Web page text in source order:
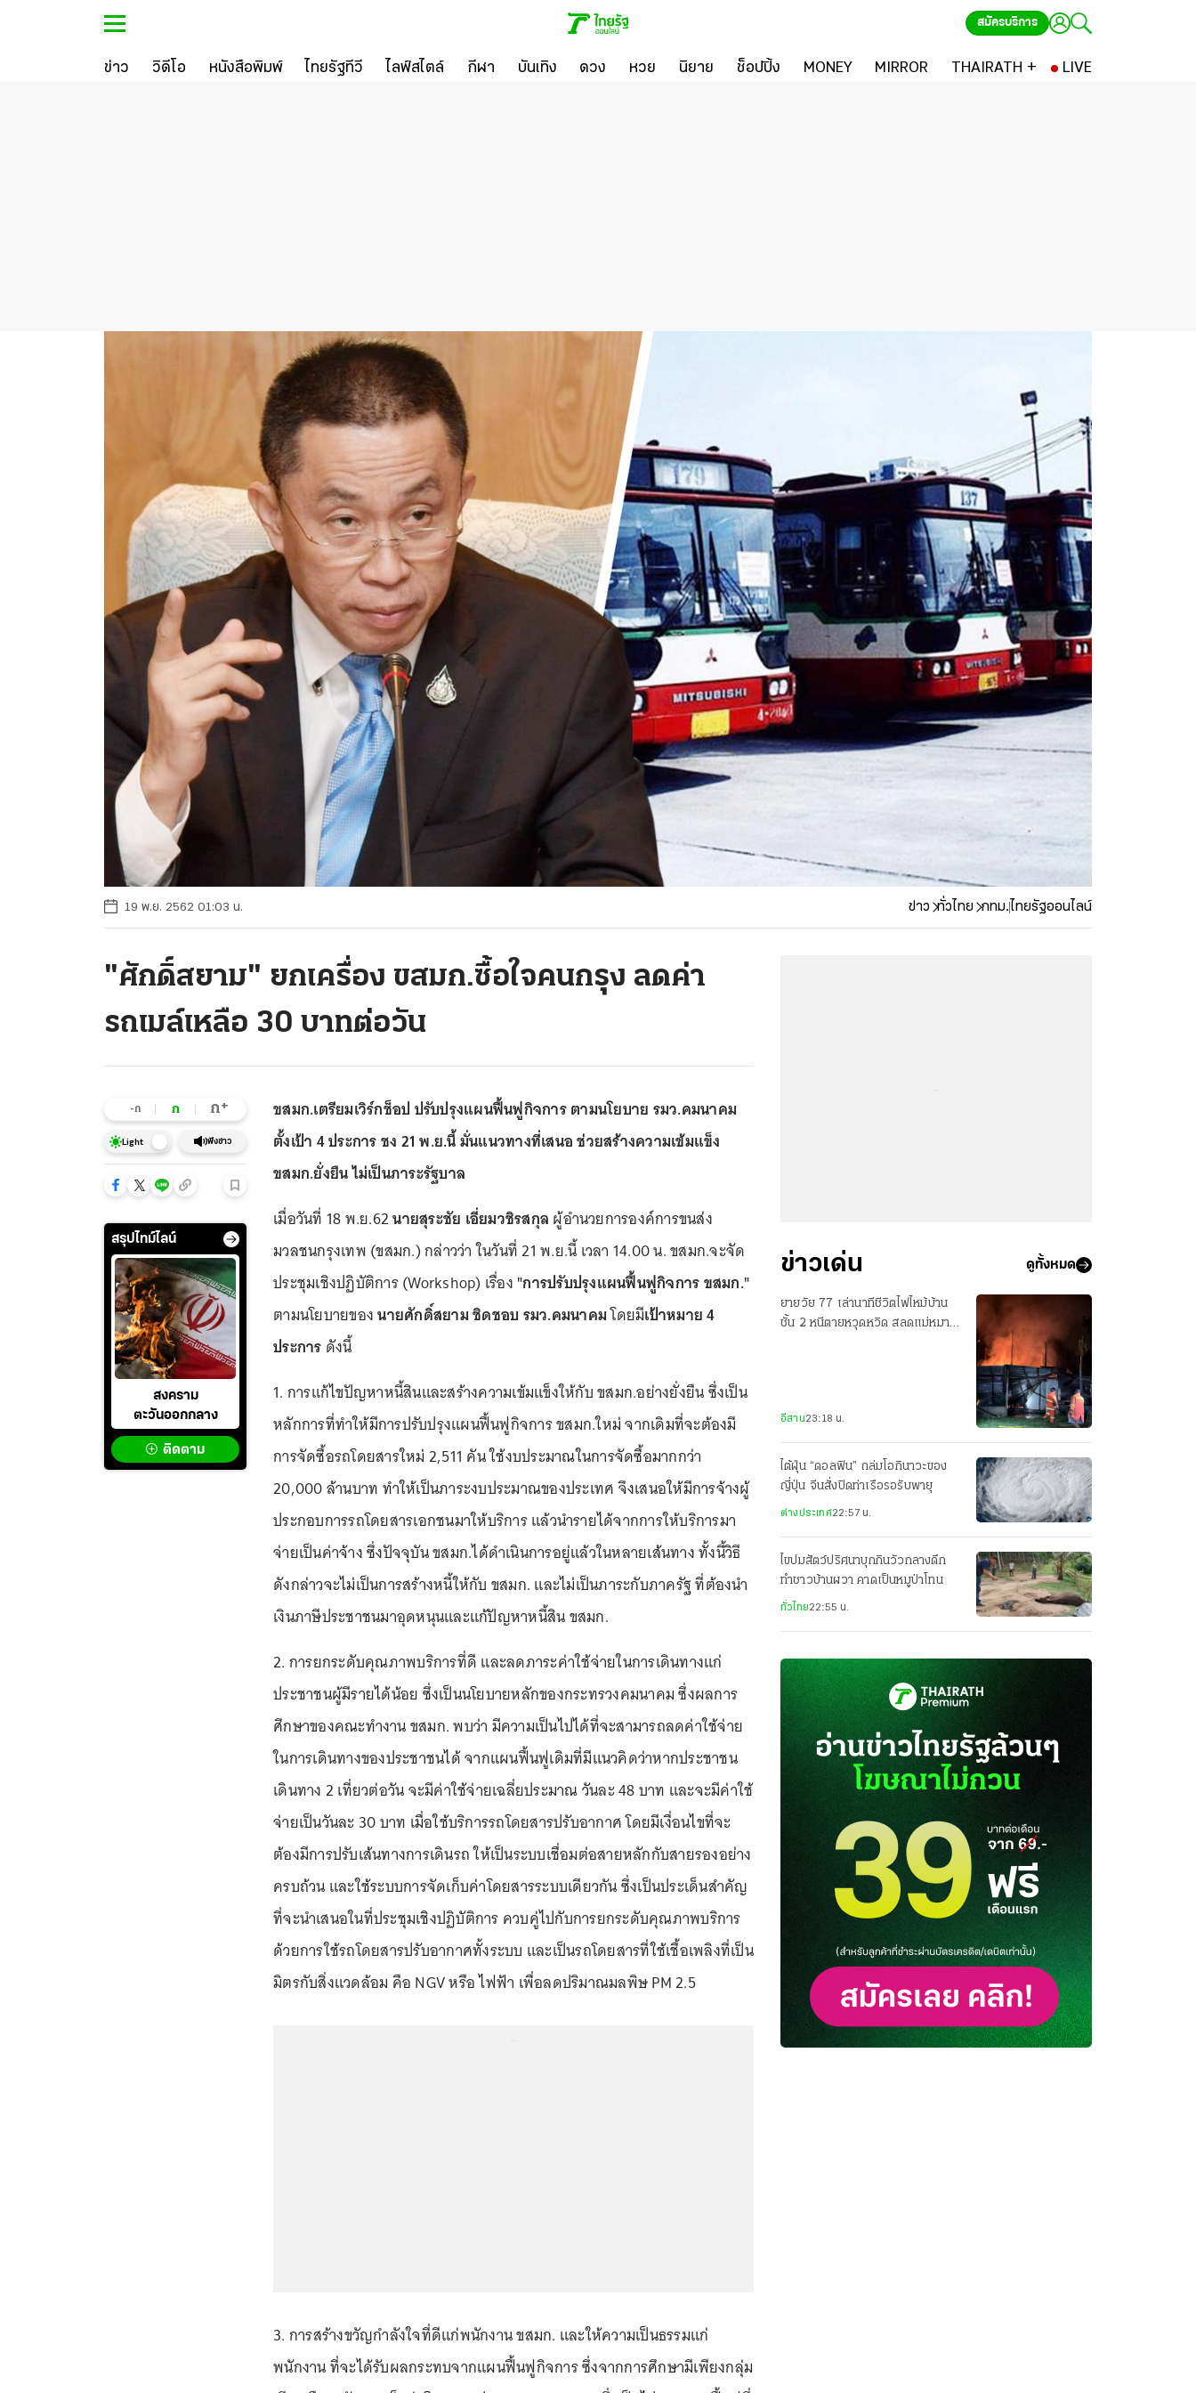
สมัครบริการ
ข่าว วิดีโอ หนังสือพิมพ์ ไทยรัฐทีวี ไลฟ์สไตล์ กีฬา บันเทิง ดวง หวย นิยาย ช็อปปิ้ง MONEY MIRROR THAIRATH + LIVE
19 พ.ย. 2562 01:03 น. ข่าว ทั่วไทย กทม.ไทยรัฐออนไลน์
"ศักดิ์สยาม" ยกเครื่อง ขสมก.ซื้อใจคนกรุง ลดค่า
รถเมล์เหลือ 30 บาทต่อวัน
-ก ก ก+
Light ฟังข่าว
สรุปไทม์ไลน์
สงคราม
ตะวันออกกลาง
ติดตาม
ขสมก.เตรียมเวิร์กช็อป ปรับปรุงแผนฟื้นฟูกิจการ ตามนโยบาย รมว.คมนาคม
ตั้งเป้า 4 ประการ ชง 21 พ.ย.นี้ มั่นแนวทางที่เสนอ ช่วยสร้างความเข้มแข็ง
ขสมก.ยั่งยืน ไม่เป็นภาระรัฐบาล
เมื่อวันที่ 18 พ.ย.62นายสุระชัย เอี่ยมวชิรสกุล ผู้อำนวยการองค์การขนส่ง
มวลชนกรุงเทพ (ขสมก.) กล่าวว่า ในวันที่ 21 พ.ย.นี้ เวลา 14.00 น. ขสมก.จะจัด
ประชุมเชิงปฏิบัติการ (Workshop) เรื่อง "การปรับปรุงแผนฟื้นฟูกิจการ ขสมก."
ตามนโยบายของนายศักดิ์สยาม ชิดชอบ รมว.คมนาคมโดยมีเป้าหมาย 4
ประการ ดังนี้
1. การแก้ไขปัญหาหนี้สินและสร้างความเข้มแข็งให้กับ ขสมก.อย่างยั่งยืน ซึ่งเป็น
หลักการที่ทำให้มีการปรับปรุงแผนฟื้นฟูกิจการ ขสมก.ใหม่ จากเดิมที่จะต้องมี
การจัดซื้อรถโดยสารใหม่ 2,511 คัน ใช้งบประมาณในการจัดซื้อมากกว่า
20,000 ล้านบาท ทำให้เป็นภาระงบประมาณของประเทศ จึงเสนอให้มีการจ้างผู้
ประกอบการรถโดยสารเอกชนมาให้บริการ แล้วนำรายได้จากการให้บริการมา
จ่ายเป็นค่าจ้าง ซึ่งปัจจุบัน ขสมก.ได้ดำเนินการอยู่แล้วในหลายเส้นทาง ทั้งนี้วิธี
ดังกล่าวจะไม่เป็นการสร้างหนี้ให้กับ ขสมก. และไม่เป็นภาระกับภาครัฐ ที่ต้องนำ
เงินภาษีประชาชนมาอุดหนุนและแก้ปัญหาหนี้สิน ขสมก.
2. การยกระดับคุณภาพบริการที่ดี และลดภาระค่าใช้จ่ายในการเดินทางแก่
ประชาชนผู้มีรายได้น้อย ซึ่งเป็นนโยบายหลักของกระทรวงคมนาคม ซึ่งผลการ
ศึกษาของคณะทำงาน ขสมก. พบว่า มีความเป็นไปได้ที่จะสามารถลดค่าใช้จ่าย
ในการเดินทางของประชาชนได้ จากแผนฟื้นฟูเดิมที่มีแนวคิดว่าหากประชาชน
เดินทาง 2 เที่ยวต่อวัน จะมีค่าใช้จ่ายเฉลี่ยประมาณ วันละ 48 บาท และจะมีค่าใช้
จ่ายเป็นวันละ 30 บาท เมื่อใช้บริการรถโดยสารปรับอากาศ โดยมีเงื่อนไขที่จะ
ต้องมีการปรับเส้นทางการเดินรถ ให้เป็นระบบเชื่อมต่อสายหลักกับสายรองอย่าง
ครบถ้วน และใช้ระบบการจัดเก็บค่าโดยสารระบบเดียวกัน ซึ่งเป็นประเด็นสำคัญ
ที่จะนำเสนอในที่ประชุมเชิงปฏิบัติการ ควบคู่ไปกับการยกระดับคุณภาพบริการ
ด้วยการใช้รถโดยสารปรับอากาศทั้งระบบ และเป็นรถโดยสารที่ใช้เชื้อเพลิงที่เป็น
มิตรกับสิ่งแวดล้อม คือ NGV หรือ ไฟฟ้า เพื่อลดปริมาณมลพิษ PM 2.5
3. การสร้างขวัญกำลังใจที่ดีแก่พนักงาน ขสมก. และให้ความเป็นธรรมแก่
พนักงาน ที่จะได้รับผลกระทบจากแผนฟื้นฟูกิจการ ซึ่งจากการศึกษามีเพียงกลุ่ม
ข่าวเด่น ดูทั้งหมด
ยายวัย 77 เล่านาทีชีวิตไฟไหม้บ้าน
ชั้น 2 หนีตายหวุดหวิด สลดแม่หมา
อีสาน23:18 น.
ไต้ฝุ่น “ดอลฟิน” ถล่มโอกินาวะของ
ญี่ปุ่น จีนสั่งปิดท่าเรือรอรับพายุ
ต่างประเทศ22:57 น.
ไขปมสัตว์ปริศนาบุกกินวัวกลางดึก
ทำชาวบ้านผวา คาดเป็นหมูป่าโทน
ทั่วไทย22:55 น.